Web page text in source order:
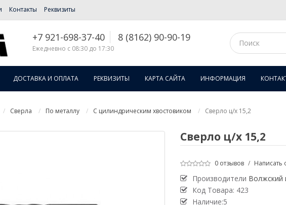
Контакты Реквизиты
+7 921-698-37-40 8 (8162) 90-90-19
Ежедневно с 08:30 до 17:30
ДОСТАВКА И ОПЛАТА РЕКВИЗИТЫ КАРТА САЙТА ИНФОРМАЦИЯ
Сверла По металлу С цилиндрическим хвостовиком Сверло ц/х 15,2
Сверло ц/х 15,2
0 отзывов / Написать
Производители Волжский
Код Товара: 423
Наличие:5